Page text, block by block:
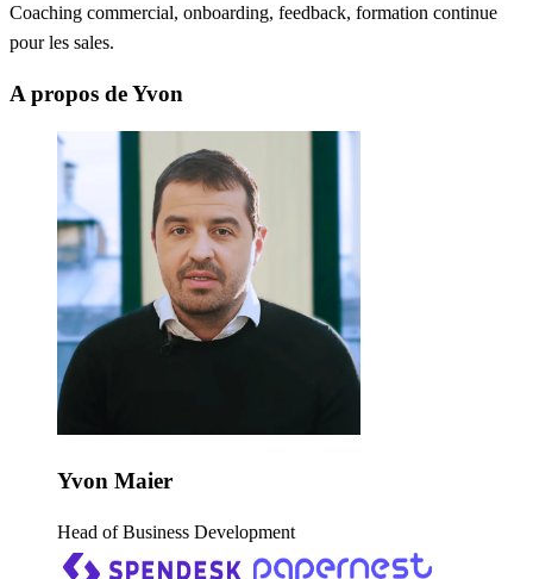
Coaching commercial, onboarding, feedback, formation continue
pour les sales.
A propos de Yvon
Yvon Maier
Head of Business Development